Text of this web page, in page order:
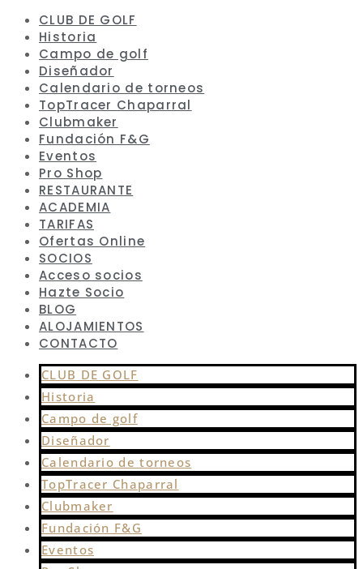
CLUB DE GOLF
Historia
Campo de golf
Diseñador
Calendario de torneos
TopTracer Chaparral
Clubmaker
Fundación F&G
Eventos
Pro Shop
RESTAURANTE
ACADEMIA
TARIFAS
Ofertas Online
SOCIOS
Acceso socios
Hazte Socio
BLOG
ALOJAMIENTOS
CONTACTO
CLUB DE GOLF
Historia
Campo de golf
Diseñador
Calendario de torneos
TopTracer Chaparral
Clubmaker
Fundación F&G
Eventos